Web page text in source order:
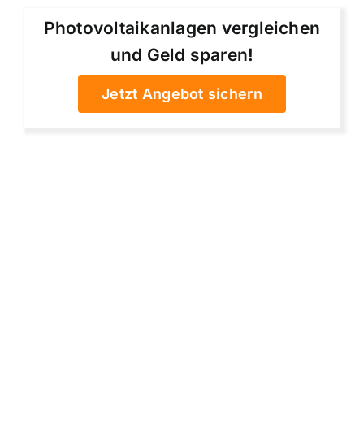
Photovoltaikanlagen vergleichen
und Geld sparen!
Jetzt Angebot sichern